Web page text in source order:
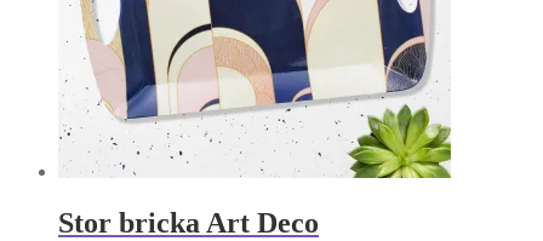
Stor bricka Art Deco